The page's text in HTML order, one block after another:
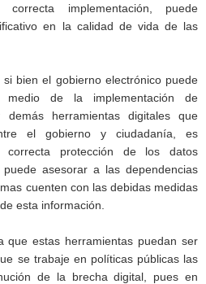
implementación, puede
en la calidad de vida de las
bien el gobierno electrónico puede
de la implementación de
demás herramientas digitales que
el gobierno y ciudadanía, es
correcta protección de los datos
asesorar a las dependencias
cuenten con las debidas medidas
esta información.
que estas herramientas puedan ser
se trabaje en políticas públicas las
de la brecha digital, pues en